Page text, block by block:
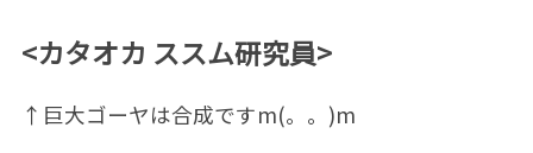
<カタオカ ススム研究員>
↑巨大ゴーヤは合成ですm(。。)m